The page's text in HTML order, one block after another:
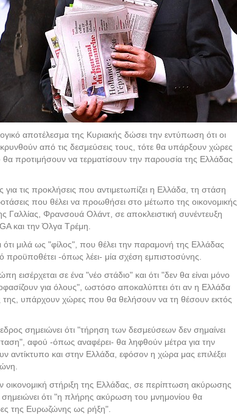
αποτέλεσμα της Κυριακής δώσει την εντύπωση ότι οι
από τις δεσμεύσεις τους, τότε θα υπάρξουν χώρες
προτιμήσουν να τερματίσουν την παρουσία της Ελλάδας
για τις προκλήσεις που αντιμετωπίζει η Ελλάδα, τη στάση
που θέλει να προωθήσει στο μέτωπο της οικονομικής
Γαλλίας, Φρανσουά Ολάντ, σε αποκλειστική συνέντευξη
και την Όλγα Τρέμη.
μιλά ως "φίλος", που θέλει την παραμονή της Ελλάδας
-όπως λέει- μία σχέση εμπιστοσύνης.
εισέρχεται σε ένα "νέο στάδιο" και ότι "δεν θα είναι μόνο
για όλους", ωστόσο αποκαλύπτει ότι αν η Ελλάδα
της, υπάρχουν χώρες που θα θελήσουν να τη θέσουν εκτός
σημειώνει ότι "τήρηση των δεσμεύσεων δεν σημαίνει
αφού -όπως αναφέρει- θα ληφθούν μέτρα για την
αντίκτυπο και στην Ελλάδα, εφόσον η χώρα μας επιλέξει
οικονομική στήριξη της Ελλάδας, σε περίπτωση ακύρωσης
ότι "η πλήρης ακύρωση του μνημονίου θα
της Ευρωζώνης ως ρήξη".